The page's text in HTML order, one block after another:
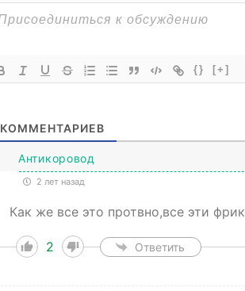
{} [+]
КОММЕНТАРИЕВ
Антикоровод
2 лет назад
Как же все это протвно,все эти
2 Ответить